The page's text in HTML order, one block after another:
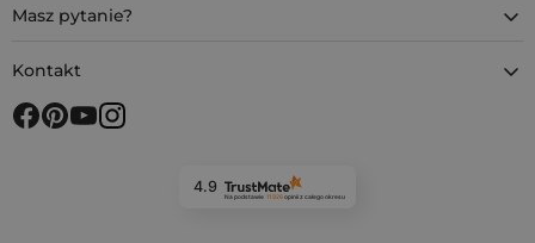
Masz pytanie?
Kontakt
4.9
Na podstawie 11 926opiniiz całego okresu